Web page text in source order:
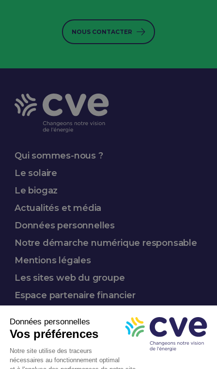
Qui sommes-nous ?
Le solaire
Le biogaz
Actualités et média
Données personnelles
Notre démarche numérique responsable
Mentions légales
Les sites web du groupe
Espace partenairefinancier
NOUS CONTACTER